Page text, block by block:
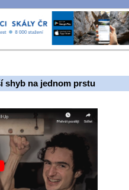
shyb na jednom prstu